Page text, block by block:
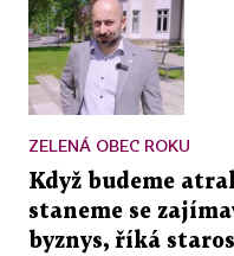
ZELENÁ OBEC ROKU
Když budeme
staneme se
byznys, říká